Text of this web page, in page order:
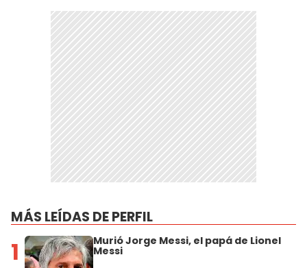
MÁS LEÍDAS DE PERFIL
1 Murió Jorge Messi, el papá de Lionel
Messi